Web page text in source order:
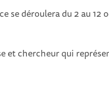
se déroulera du 2 au 12
et chercheur qui